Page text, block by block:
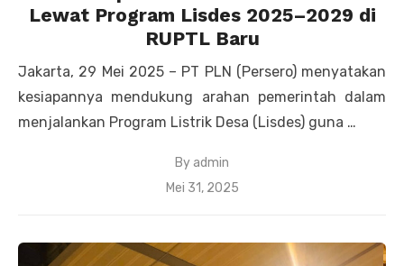
Lewat Program Lisdes 2025–2029 di
RUPTL Baru
Jakarta, 29 Mei 2025 – PT PLN (Persero) menyatakan
kesiapannya mendukung arahan pemerintah dalam
menjalankan Program Listrik Desa (Lisdes) guna …
By admin
Posted
Mei 31, 2025